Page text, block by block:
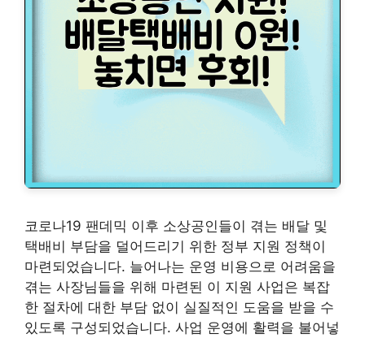
코로나19 팬데믹 이후 소상공인들이 겪는 배달 및
택배비 부담을 덜어드리기 위한 정부 지원 정책이
마련되었습니다. 늘어나는 운영 비용으로 어려움을
겪는 사장님들을 위해 마련된 이 지원 사업은 복잡
한 절차에 대한 부담 없이 실질적인 도움을 받을 수
있도록 구성되었습니다. 사업 운영에 활력을 불어넣